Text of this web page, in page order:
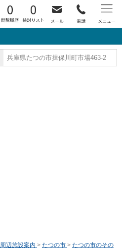
0 0
兵庫県たつの市揖保川町市場463-2
周辺施設案内 > たつの市 > たつの市のその